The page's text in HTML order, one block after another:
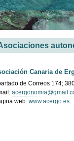
Canaria de
de Correos 174;
web: www.acergo.es